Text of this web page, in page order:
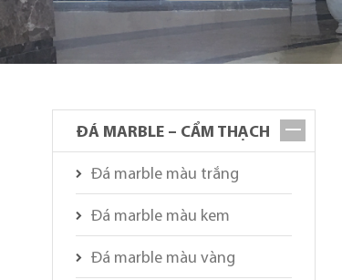
ĐÁ MARBLE – CẨM THẠCH
Đá marble màu trắng
Đá marble màu kem
Đá marble màu vàng